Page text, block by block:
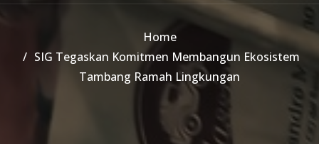
Home
SIG Tegaskan Komitmen Membangun Ekosistem
Tambang Ramah Lingkungan